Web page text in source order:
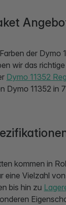
der Dymo
wir das
Dymo 11352
Dymo 11352 in
kommen in
eine Vielzahl
bis hin zu